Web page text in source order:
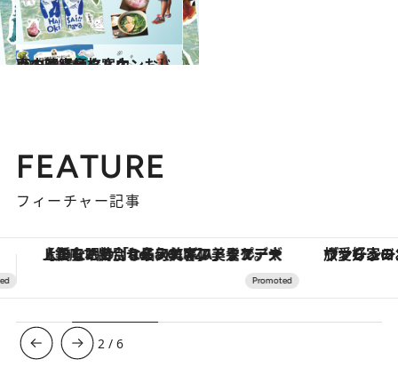
2012.4.14
南方写真師タルケンおじぃの沖縄島旅案内
カルチャー
FEATURE
フィーチャー記事
ヴァシュロン・コンスタンタン「オーヴァーシーズ・オートマティック」。旅愛好家のお気に入りコレクションから、ジェンダーレスな新作が登場 【夏限定ディナーコース】旬を
3 /6